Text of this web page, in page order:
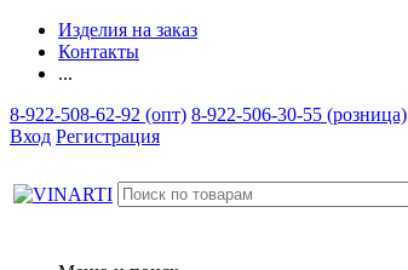
Изделия на заказ
Контакты
...
8-922-508-62-92 (опт) 8-922-506-30-55 (розница)
Вход Регистрация